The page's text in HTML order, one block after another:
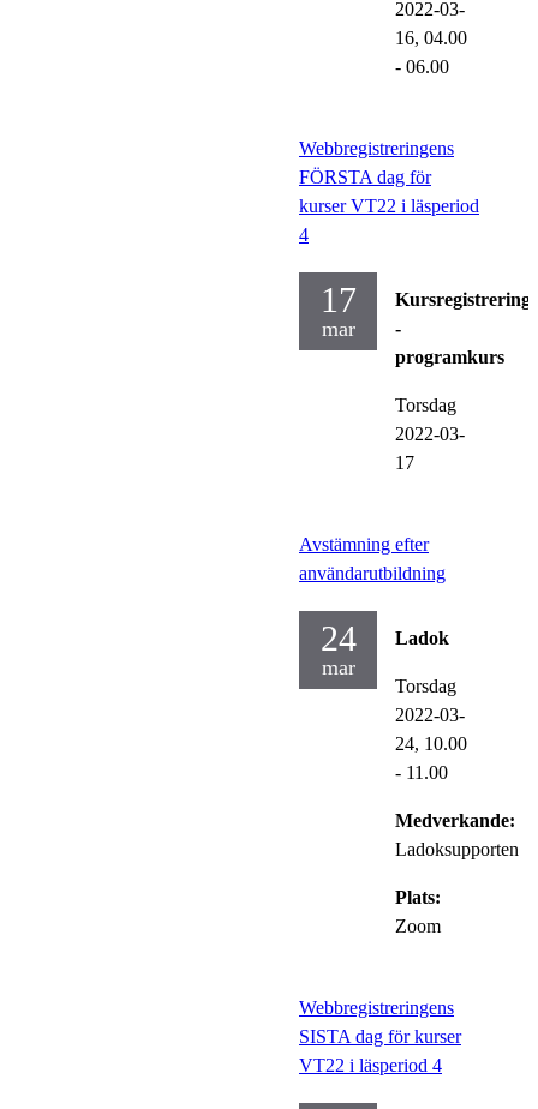
2022-03-
16, 04.00
- 06.00
Webbregistreringens
FÖRSTA dag för
kurser VT22 i läsperiod
4
17
mar
Kursregistrering
-
programkurs
Torsdag
2022-03-
17
Avstämning efter
användarutbildning
24
mar
Ladok
Torsdag
2022-03-
24, 10.00
- 11.00
Medverkande:
Ladoksupporten
Plats:
Zoom
Webbregistreringens
SISTA dag för kurser
VT22 i läsperiod 4